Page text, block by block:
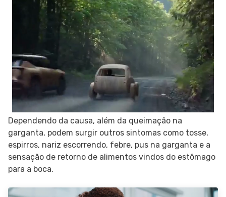
Dependendo da causa, além da queimação na
garganta, podem surgir outros sintomas como tosse,
espirros, nariz escorrendo, febre, pus na garganta e a
sensação de retorno de alimentos vindos do estômago
para a boca.